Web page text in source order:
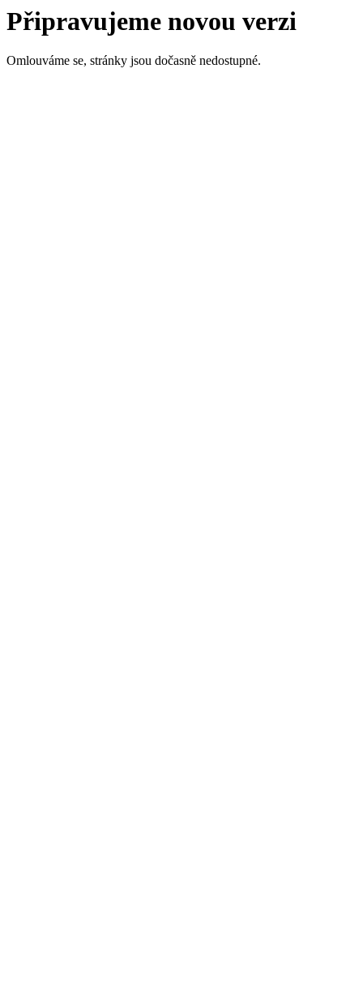
Připravujeme novou verzi
Omlouváme se, stránky jsou dočasně nedostupné.